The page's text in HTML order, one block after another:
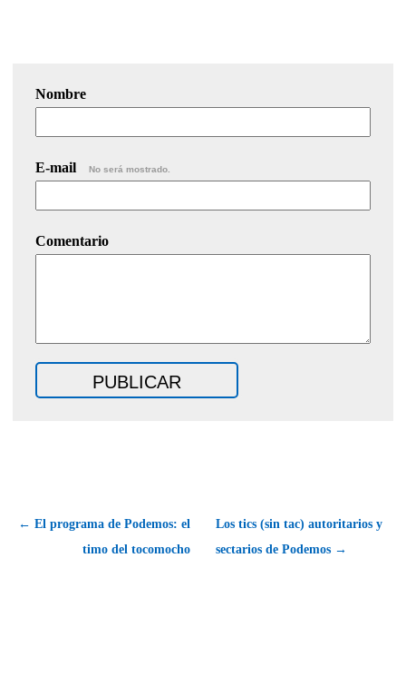
Nombre
E-mail No será mostrado.
Comentario
← El programa de Podemos: el
timo del tocomocho
Los tics (sin tac) autoritarios y
sectarios de Podemos →